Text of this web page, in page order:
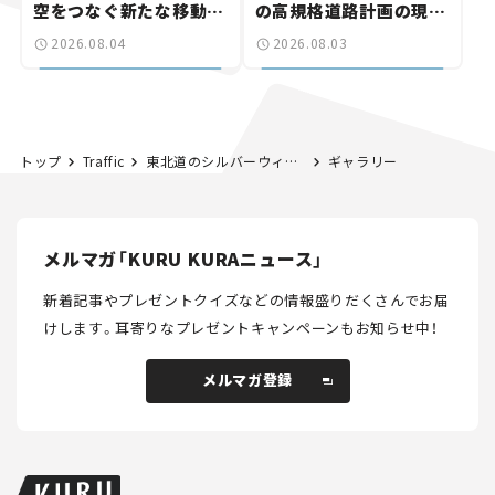
空をつなぐ新たな移動体
験とは
2026.08.04
の高規格道路計画の現
状。「館山鴨川道路」で検
2026.08.03
トップ Traffic 東北道のシルバーウィークの渋滞は最大30km。18日上り、加須IC付近がピークか 【秋の連休 渋滞予測2023】 ギャラリー
メルマガ「KURU KURAニュース」
新着記事やプレゼントクイズなどの情報盛りだくさんでお届
けします。耳寄りなプレゼントキャンペーンもお知らせ中！
メルマガ登録